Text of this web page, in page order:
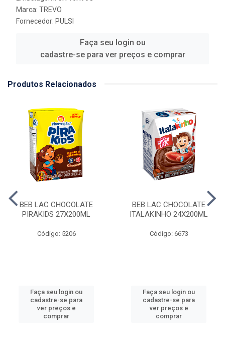
Marca: TREVO
Fornecedor: PULSI
Faça seu login ou
cadastre-se para ver preços e comprar
Produtos Relacionados
BEB LAC CHOCOLATE
PIRAKIDS 27X200ML
Código: 5206
Faça seu login ou
cadastre-se para
ver preços e
comprar
BEB LAC CHOCOLATE
ITALAKINHO 24X200ML
Código: 6673
Faça seu login ou
cadastre-se para
ver preços e
comprar